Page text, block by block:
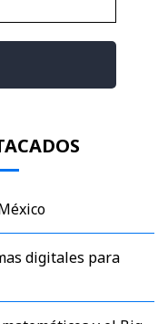
digitales para